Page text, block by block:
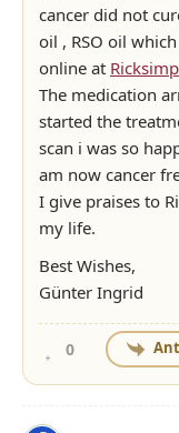
cancer did not
oil , RSO oil
online at
The medication
started the
scan i was so
am now cancer
I give praises to
my life.
Best Wishes,
Günter Ingrid
0